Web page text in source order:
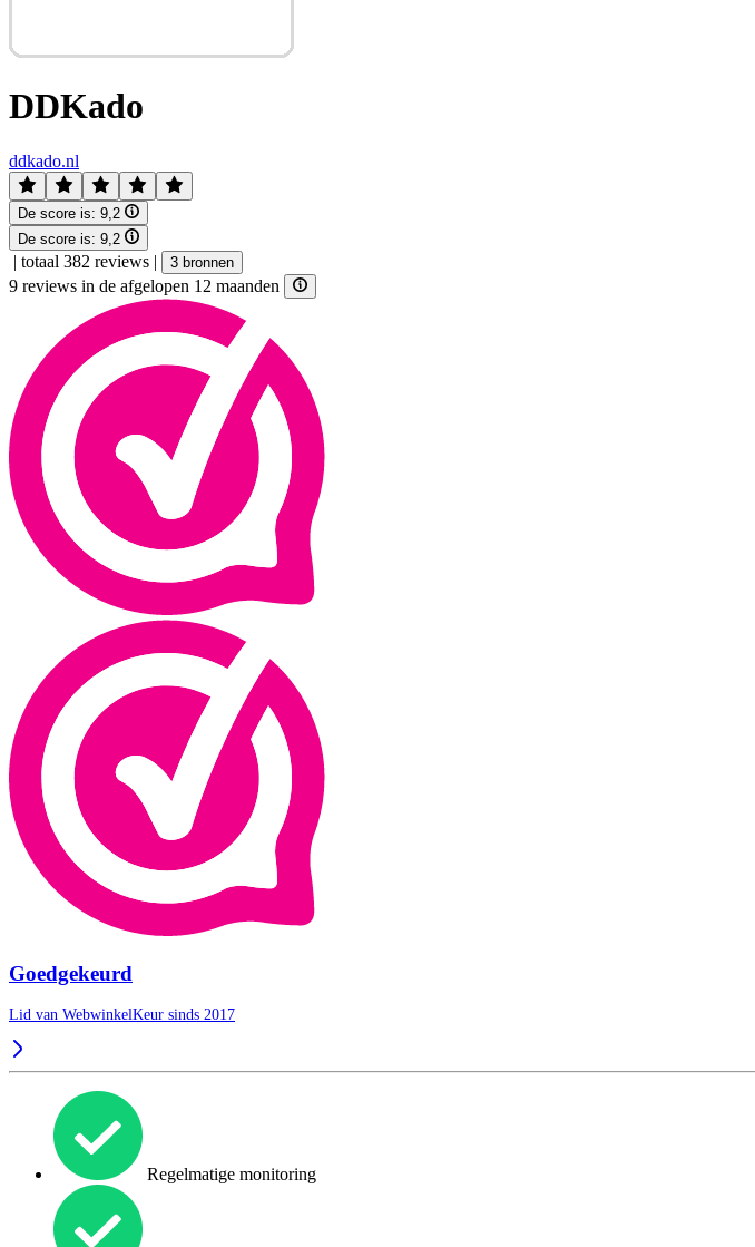
DDKado
ddkado.nl
De score is: 9,2
De score is: 9,2
| totaal 382 reviews | 3 bronnen
9 reviews in de afgelopen 12 maanden
Goedgekeurd
Lid van WebwinkelKeur sinds 2017
Regelmatige monitoring